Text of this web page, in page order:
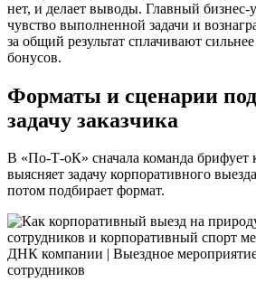
нет, и делает выводы. Главный бизнес-
чувство выполненной задачи и
за общий результат сплачивают
бонусов.
Форматы и сценарии под
задачу заказчика
В «По-Т-оК» сначала команда брифует
выясняет задачу корпоративного
потом подбирает формат.